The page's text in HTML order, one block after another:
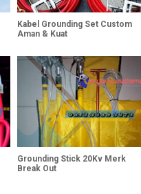
Kabel Grounding Set Custom
Aman & Kuat
Grounding Stick 20Kv Merk
Break Out